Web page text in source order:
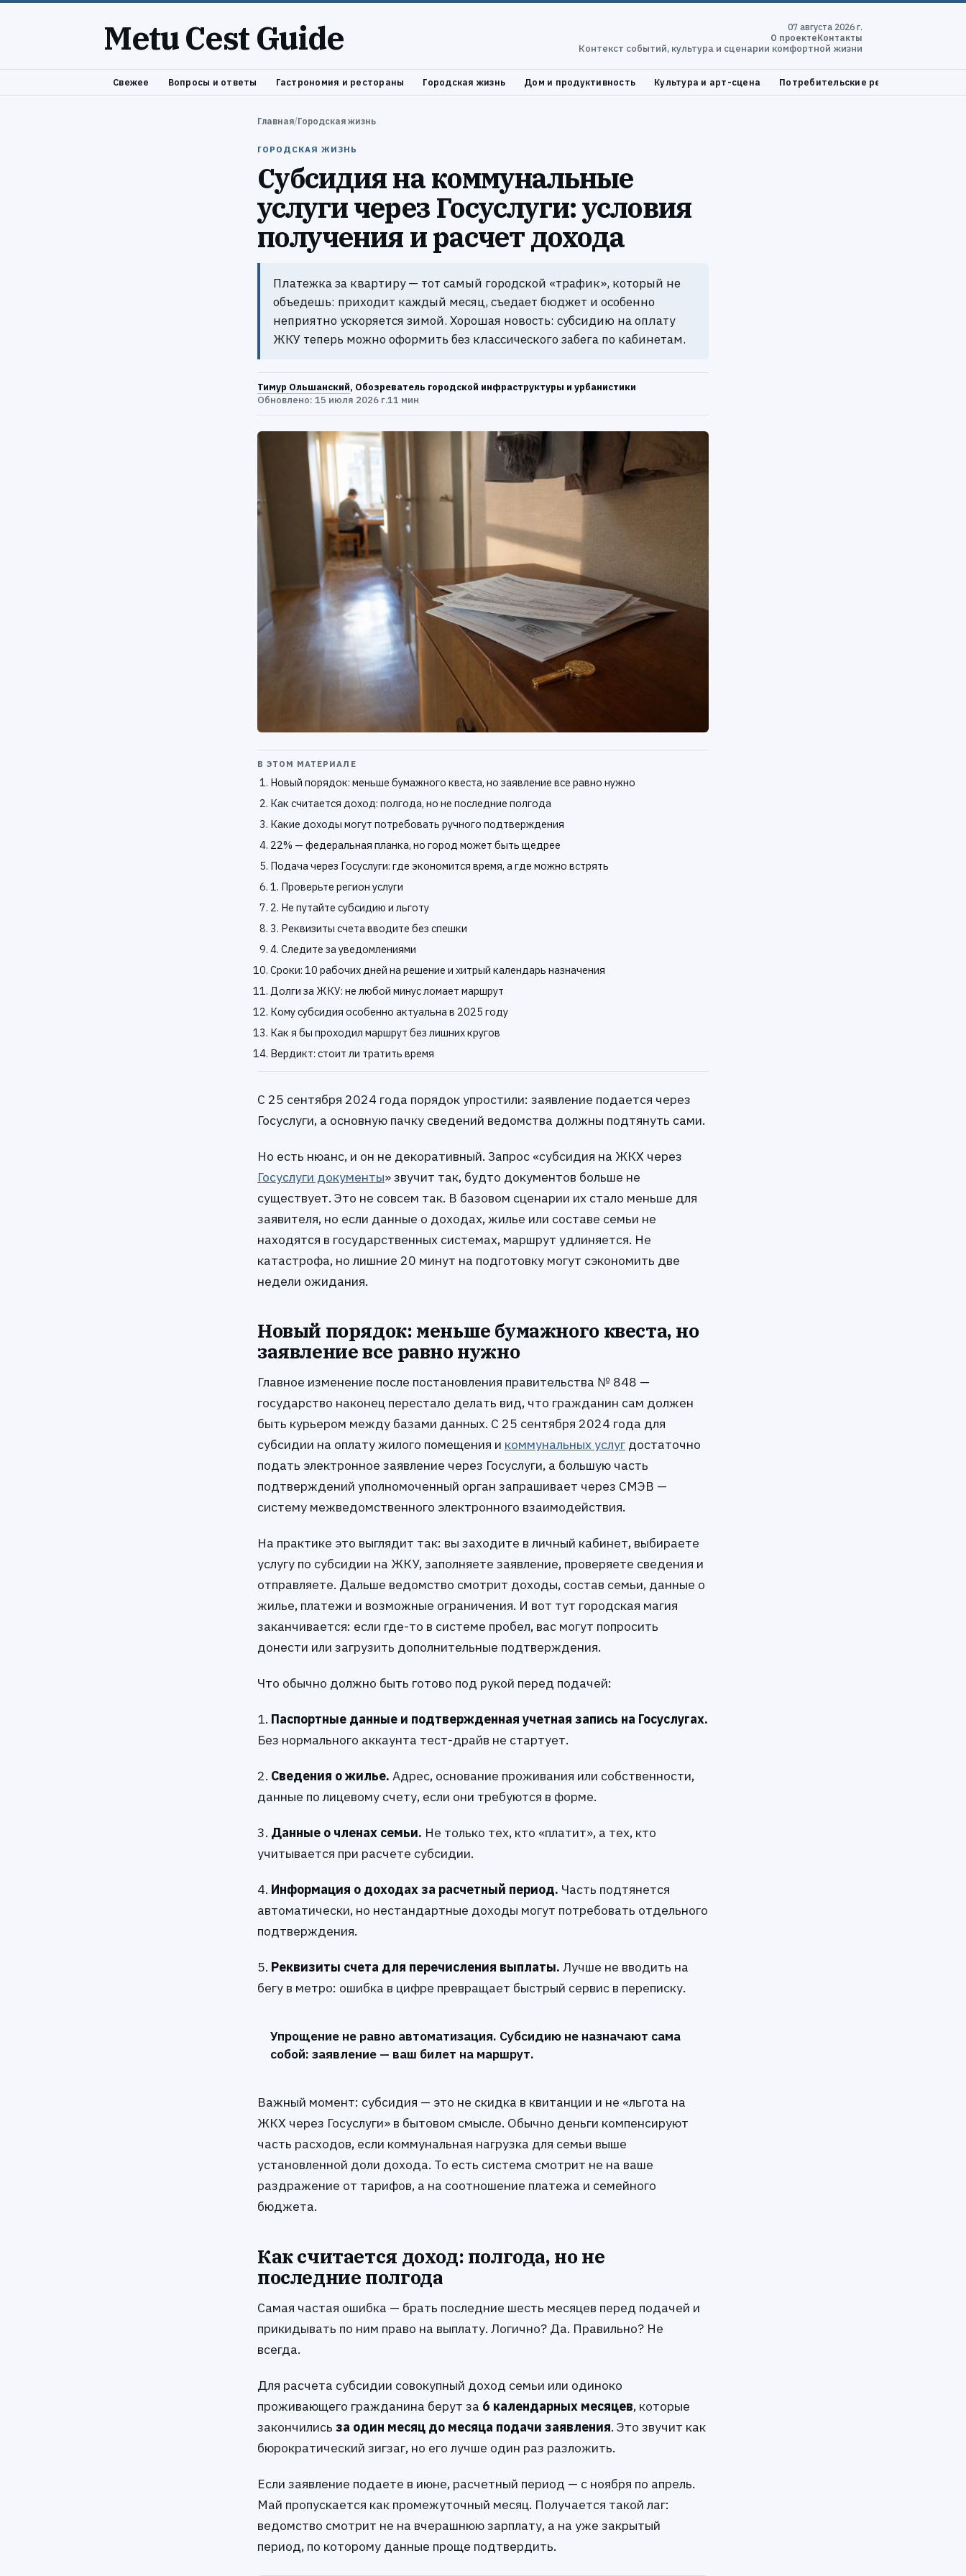
Metu Cest Guide
07 августа 2026 г.
О проектеКонтакты
Контекст событий, культура и сценарии комфортной жизни
Свежее Вопросы и ответы Гастрономия и рестораны Городская жизнь Дом и продуктивность Культура и арт-сцена Потребительские решения и
Главная/Городская жизнь
ГОРОДСКАЯ ЖИЗНЬ
Субсидия на коммунальные
услуги через Госуслуги: условия
получения и расчет дохода
Платежка за квартиру — тот самый городской «трафик», который не
объедешь: приходит каждый месяц, съедает бюджет и особенно
неприятно ускоряется зимой. Хорошая новость: субсидию на оплату
ЖКУ теперь можно оформить без классического забега по кабинетам.
Тимур Ольшанский, Обозреватель городской инфраструктуры и урбанистики
Обновлено: 15 июля 2026 г.11 мин
В ЭТОМ МАТЕРИАЛЕ
Новый порядок: меньше бумажного квеста, но заявление все равно нужно
Как считается доход: полгода, но не последние полгода
Какие доходы могут потребовать ручного подтверждения
22% — федеральная планка, но город может быть щедрее
Подача через Госуслуги: где экономится время, а где можно встрять
1. Проверьте регион услуги
2. Не путайте субсидию и льготу
3. Реквизиты счета вводите без спешки
4. Следите за уведомлениями
Сроки: 10 рабочих дней на решение и хитрый календарь назначения
Долги за ЖКУ: не любой минус ломает маршрут
Кому субсидия особенно актуальна в 2025 году
Как я бы проходил маршрут без лишних кругов
Вердикт: стоит ли тратить время
С 25 сентября 2024 года порядок упростили: заявление подается через
Госуслуги, а основную пачку сведений ведомства должны подтянуть сами.
Но есть нюанс, и он не декоративный. Запрос «субсидия на ЖКХ через
Госуслуги документы» звучит так, будто документов больше не
существует. Это не совсем так. В базовом сценарии их стало меньше для
заявителя, но если данные о доходах, жилье или составе семьи не
находятся в государственных системах, маршрут удлиняется. Не
катастрофа, но лишние 20 минут на подготовку могут сэкономить две
недели ожидания.
Новый порядок: меньше бумажного квеста, но
заявление все равно нужно
Главное изменение после постановления правительства № 848 —
государство наконец перестало делать вид, что гражданин сам должен
быть курьером между базами данных. С 25 сентября 2024 года для
субсидии на оплату жилого помещения и коммунальных услуг достаточно
подать электронное заявление через Госуслуги, а большую часть
подтверждений уполномоченный орган запрашивает через СМЭВ —
систему межведомственного электронного взаимодействия.
На практике это выглядит так: вы заходите в личный кабинет, выбираете
услугу по субсидии на ЖКУ, заполняете заявление, проверяете сведения и
отправляете. Дальше ведомство смотрит доходы, состав семьи, данные о
жилье, платежи и возможные ограничения. И вот тут городская магия
заканчивается: если где-то в системе пробел, вас могут попросить
донести или загрузить дополнительные подтверждения.
Что обычно должно быть готово под рукой перед подачей:
1. Паспортные данные и подтвержденная учетная запись на Госуслугах.
Без нормального аккаунта тест-драйв не стартует.
2. Сведения о жилье. Адрес, основание проживания или собственности,
данные по лицевому счету, если они требуются в форме.
3. Данные о членах семьи. Не только тех, кто «платит», а тех, кто
учитывается при расчете субсидии.
4. Информация о доходах за расчетный период. Часть подтянется
автоматически, но нестандартные доходы могут потребовать отдельного
подтверждения.
5. Реквизиты счета для перечисления выплаты. Лучше не вводить на
бегу в метро: ошибка в цифре превращает быстрый сервис в переписку.
Упрощение не равно автоматизация. Субсидию не назначают сама
собой: заявление — ваш билет на маршрут.
Важный момент: субсидия — это не скидка в квитанции и не «льгота на
ЖКХ через Госуслуги» в бытовом смысле. Обычно деньги компенсируют
часть расходов, если коммунальная нагрузка для семьи выше
установленной доли дохода. То есть система смотрит не на ваше
раздражение от тарифов, а на соотношение платежа и семейного
бюджета.
Как считается доход: полгода, но не
последние полгода
Самая частая ошибка — брать последние шесть месяцев перед подачей и
прикидывать по ним право на выплату. Логично? Да. Правильно? Не
всегда.
Для расчета субсидии совокупный доход семьи или одиноко
проживающего гражданина берут за 6 календарных месяцев, которые
закончились за один месяц до месяца подачи заявления. Это звучит как
бюрократический зигзаг, но его лучше один раз разложить.
Если заявление подаете в июне, расчетный период — с ноября по апрель.
Май пропускается как промежуточный месяц. Получается такой лаг:
ведомство смотрит не на вчерашнюю зарплату, а на уже закрытый
период, по которому данные проще подтвердить.